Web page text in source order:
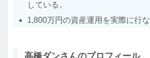
している。
1,800万円の資産運用を実際に行な
高橋ダンさんのプロフィール